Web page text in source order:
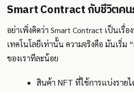
Smart Contract กับชีวิตค
อย่าเพิ่งคิดว่า Smart Contract เป็นเรื่
เทคโนโลยีเท่านั้น ความจริงคือ มันเริ่ม
ของเราทีละน้อย
สินค้า NFT ที่ใช้การแบ่งราย